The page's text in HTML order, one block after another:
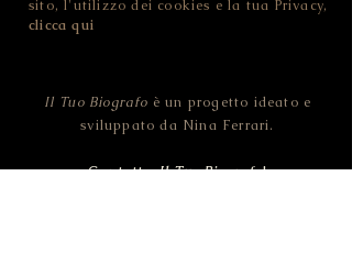
Per sapere di più sulla Navigazione del
Il Tuo Biografo